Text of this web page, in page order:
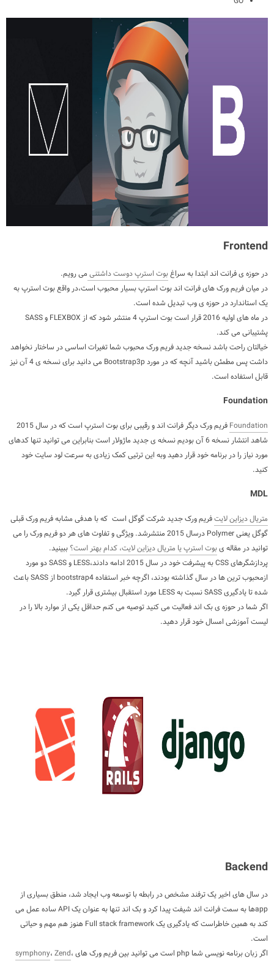
Frontend
در حوزه ی فرانت اند ابتدا به سراغبوت استرپ دوست داشتنی می رویم.
در میان فریم ورک های فرانت اند بوت استرپ بسیار محبوب است،در واقع بوت استرپ به
یک استاندارددر حوزه ی وب تبدیل شده است.
در ماه های اولیه 2016 قرار است بوت استرپ 4 منتشر شود که از FLEXBOX و SASS
پشتیبانی می کند.
خیالتان راحت باشد نسخه جدید فریم ورک محبوب شما تغیرات اساسی در ساختار نخواهد
داشت پس مطمئن باشید آنچه که در مورد Bootstrap3p می دانید برای نسخه ی 4 آن نیز
قابل استفاده است.
Foundation
Foundation
فریم ورک دیگر فرانت اند و رقیبی برای بوت استرپ است که در سال 2015
شاهد انتشار نسخه 6 آن بودیم نسخه ی جدید ماژولار است بنابراین می توانید تنها کدهای
مورد نیاز را در برنامه خود قرار دهید وبه این ترتیی کمک زیادی به سرعت لود سایت خود
کنید.
MDL
متریال دیزاین لایتفریم ورک جدید شرکت گوگل است که با هدفی مشابه فریم ورک قبلی
گوگل یعنی Polymer درسال 2015 منتشرشد. ویژگی و تفاوت های هر دو فریم ورک را می
توانید در مقاله یبوت استرپ یا متریال دیزاین لایت، کدام بهتر است؟ ببینید.
پردازشگرهای CSS به پیشرفت خود در سال 2015 ادامه دادند،LESS و SASS دو مورد
ازمحبوب ترین ها در سال گذاشته بودند، اگرچه خبر استفاده bootstrap4 از SASS باعث
شده تا یادگیری SASS نسبت به LESS مورد استقبال بیشتری قرار گیرد.
اگر شما در حوزه ی بک اند فعالیت می کنید توصیه می کنم حداقل یکی از موارد بالا را در
لیست آموزشی امسال خود قرار دهید.
Backend
در سال های اخیر یک ترفند مشخص در رابطه با توسعه وب ایجاد شد، منطق بسیاری از
appها به سمت فرانت اند شیفت پیدا کرد و بک اند تنها به عنوان یک API ساده عمل می
کند به همین خاطراست که یادگیری یک Full stack framework هنوز هم مهم و حیاتی
است.
اگر زبان برنامه نویسی شما php است می توانید بین فریم ورک های
symphony، Zend،